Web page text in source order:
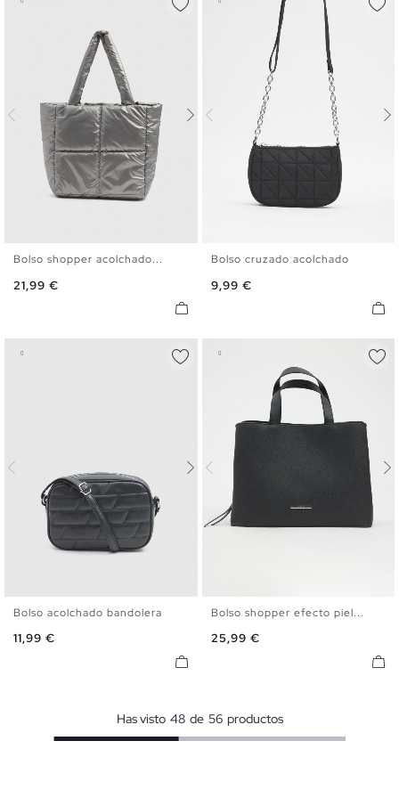
Bolso shopper acolchado...
Precio
21,99 €
Bolso cruzado acolchado
Precio
9,99 €
U
Bolso acolchado bandolera
Precio
11,99 €
U
Bolso shopper efecto piel...
Precio
25,99 €
Has visto 48 de 56 productos